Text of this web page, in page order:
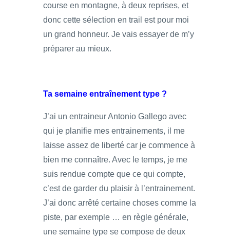
course en montagne, à deux reprises, et
donc cette sélection en trail est pour moi
un grand honneur. Je vais essayer de m’y
préparer au mieux.
Ta semaine entraînement type ?
J’ai un entraineur Antonio Gallego avec
qui je planifie mes entrainements, il me
laisse assez de liberté car je commence à
bien me connaître. Avec le temps, je me
suis rendue compte que ce qui compte,
c’est de garder du plaisir à l’entrainement.
J’ai donc arrêté certaine choses comme la
piste, par exemple … en règle générale,
une semaine type se compose de deux